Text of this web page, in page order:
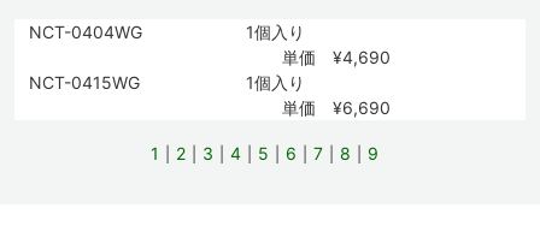
NCT-0404WG
1個入り
単価 ¥4,690
NCT-0415WG
1個入り
単価 ¥6,690
1 2 3 4 5 6 7 8 9